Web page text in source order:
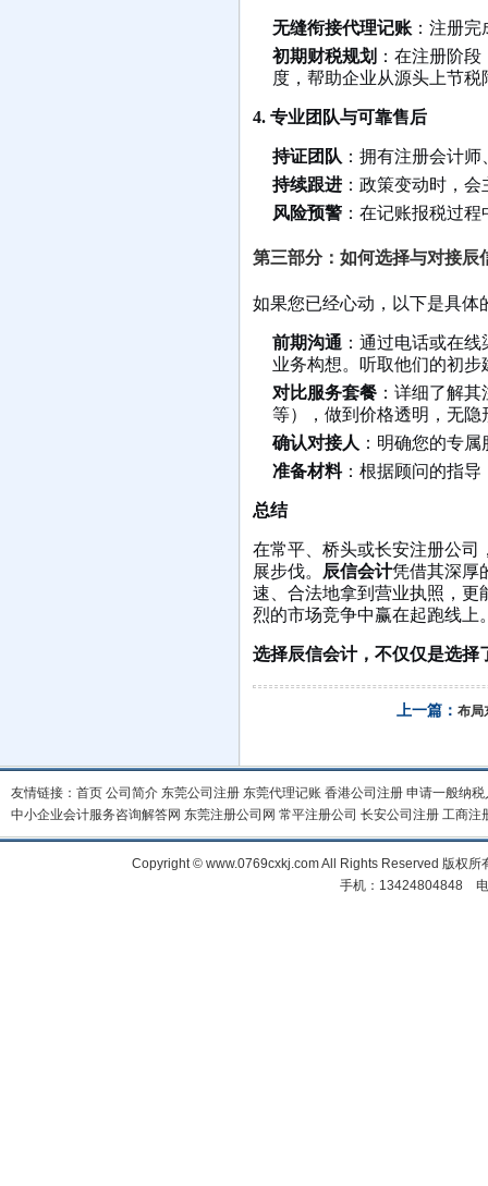
无缝衔接代理记账 ：注册
初期财税规划 ：在注册阶
度，帮助企业从源头上节税
4. 专业团队与可靠售后
持证团队 ：拥有注册会计
持续跟进 ：政策变动时，
风险预警 ：在记账报税过
第三部分：如何选择与对接辰
如果您已经心动，以下是具体
前期沟通 ：通过电话或在
业务构想。听取他们的初
对比服务套餐 ：详细了解
等），做到价格透明，无隐
确认对接人 ：明确您的专
准备材料：根据顾问的指导
总结
在常平、桥头或长安注册公司
展步伐。
辰信会计凭借其深厚
速、合法地拿到营业执照，更
烈的市场竞争中赢在起跑线上
选择辰信会计，不仅仅是选择
上一篇： 布局
友情链接： 首页 公司简介 东莞公司注册 东莞代理记账 香港公司注册 申请一般纳税
中小企业会计服务咨询解答网 东莞注册公司网 常平注册公司 长安公司注册 工商注
Copyright © www.0769cxkj.com All Rights Reserved 版权
手机：13424804848